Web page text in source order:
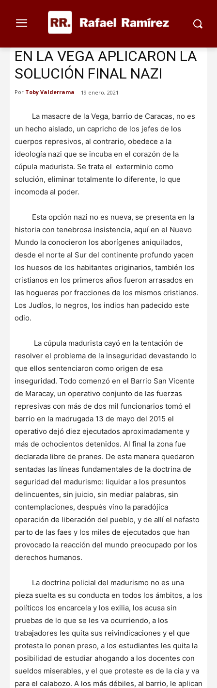
EN LA VEGA APLICARON LA
SOLUCIÓN FINAL NAZI
Por Toby Valderrama 19 enero, 2021
La masacre de la Vega, barrio de Caracas, no es
un hecho aislado, un capricho de los jefes de los
cuerpos represivos, al contrario, obedece a la
ideología nazi que se incuba en el corazón de la
cúpula madurista. Se trata el exterminio como
solución, eliminar totalmente lo diferente, lo que
incomoda al poder.
Esta opción nazi no es nueva, se presenta en la
historia con tenebrosa insistencia, aquí en el Nuevo
Mundo la conocieron los aborígenes aniquilados,
desde el norte al Sur del continente profundo yacen
los huesos de los habitantes originarios, también los
cristianos en los primeros años fueron arrasados en
las hogueras por fracciones de los mismos cristianos.
Los Judíos, lo negros, los indios han padecido este
odio.
La cúpula madurista cayó en la tentación de
resolver el problema de la inseguridad devastando lo
que ellos sentenciaron como origen de esa
inseguridad. Todo comenzó en el Barrio San Vicente
de Maracay, un operativo conjunto de las fuerzas
represivas con más de dos mil funcionarios tomó el
barrio en la madrugada 13 de mayo del 2015 el
operativo dejó diez ejecutados aproximadamente y
más de ochocientos detenidos. Al final la zona fue
declarada libre de pranes. De esta manera quedaron
sentadas las líneas fundamentales de la doctrina de
seguridad del madurismo: liquidar a los presuntos
delincuentes, sin juicio, sin mediar palabras, sin
contemplaciones, después vino la paradójica
operación de liberación del pueblo, y de allí el nefasto
parto de las faes y los miles de ejecutados que han
provocado la reacción del mundo preocupado por los
derechos humanos.
La doctrina policial del madurismo no es una
pieza suelta es su conducta en todos los ámbitos, a los
políticos los encarcela y los exilia, los acusa sin
pruebas de lo que se les va ocurriendo, a los
trabajadores les quita sus reivindicaciones y el que
protesta lo ponen preso, a los estudiantes les quita la
posibilidad de estudiar ahogando a los docentes con
sueldos miserables, y el que proteste es de la cia y va
para el calabozo. A los más débiles, al barrio, le aplican